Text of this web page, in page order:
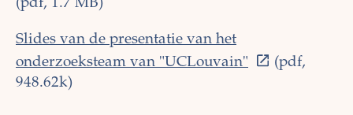
(pdf, 1.7 MB)
Slides van de presentatie van het
onderzoeksteam van "UCLouvain"
(pdf,
948.62k)